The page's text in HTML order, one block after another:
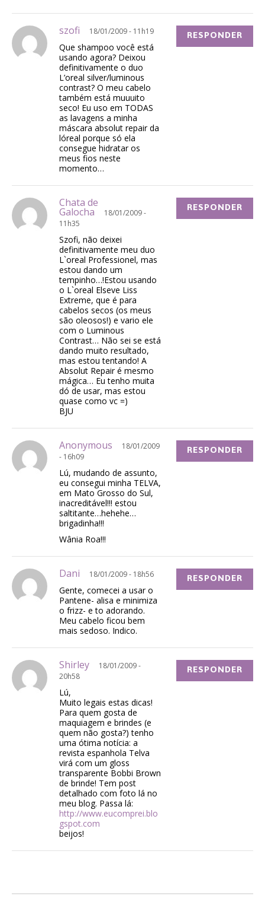
szofi 18/01/2009 - 11h19
Que shampoo você está
usando agora? Deixou
definitivamente o duo
L’oreal silver/luminous
contrast? O meu cabelo
também está muuuito
seco! Eu uso em TODAS
as lavagens a minha
máscara absolut repair da
lóreal porque só ela
consegue hidratar os
meus fios neste
momento…
RESPONDER
Chata de
Galocha
18/01/2009 -
11h35
Szofi, não deixei
definitivamente meu duo
L`oreal Professionel, mas
estou dando um
tempinho…!Estou usando
o L`oreal Elseve Liss
Extreme, que é para
cabelos secos (os meus
são oleosos!) e vario ele
com o Luminous
Contrast… Não sei se está
dando muito resultado,
mas estou tentando! A
Absolut Repair é mesmo
mágica… Eu tenho muita
dó de usar, mas estou
quase como vc =)
BJU
RESPONDER
Anonymous
18/01/2009
- 16h09
Lú, mudando de assunto,
eu consegui minha TELVA,
em Mato Grosso do Sul,
inacreditável!!! estou
saltitante…hehehe…
brigadinha!!!
Wânia Roa!!!
RESPONDER
Dani 18/01/2009 - 18h56
Gente, comecei a usar o
Pantene- alisa e minimiza
o frizz- e to adorando.
Meu cabelo ficou bem
mais sedoso. Indico.
RESPONDER
Shirley
18/01/2009 -
20h58
Lú,
Muito legais estas dicas!
Para quem gosta de
maquiagem e brindes (e
quem não gosta?) tenho
uma ótima notícia: a
revista espanhola Telva
virá com um gloss
transparente Bobbi Brown
de brinde! Tem post
detalhado com foto lá no
meu blog. Passa lá:
http://www.eucomprei.blo
gspot.com
beijos!
RESPONDER